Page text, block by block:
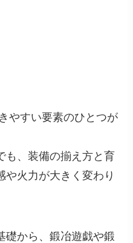
やすい要素のひとつが
も、装備の揃え方と育
や火力が大きく変わり
礎から、鍛冶遊戯や鍛